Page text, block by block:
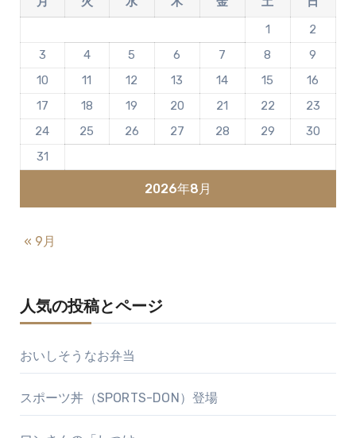
2026年8月
1
2
3
4 5 6 7 8
9
10
11 12 13 14 15
16
17
18 19 20 21 22
23
24
25 26 27 28 29
30
31
« 9月
人気の投稿とページ
おいしそうなお弁当
スポーツ丼（SPORTS-DON）登場